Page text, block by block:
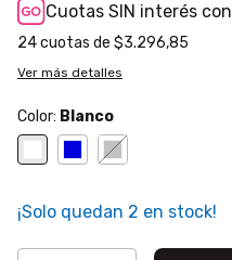
Cuotas SIN interés con
24cuotas de $3.296,85
Ver más detalles
Color: Blanco
¡Solo quedan 2 en stock!